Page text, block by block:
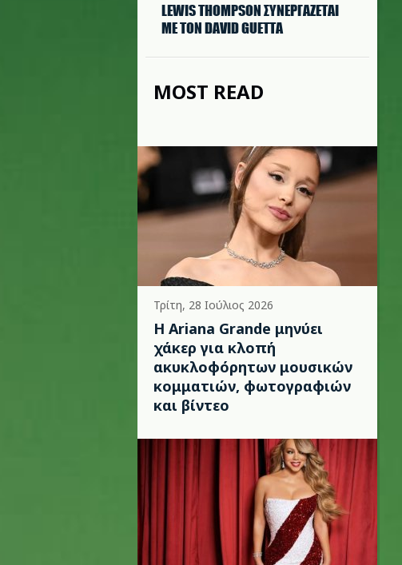
LEWIS THOMPSON ΣΥΝΕΡΓAΖΕΤΑΙ
ΜΕ ΤΟΝ DAVID GUETTA
MOST READ
Τρίτη, 28 Ιούλιος 2026
Η Ariana Grande μηνύει
χάκερ για κλοπή
ακυκλοφόρητων μουσικών
κομματιών, φωτογραφιών
και βίντεο